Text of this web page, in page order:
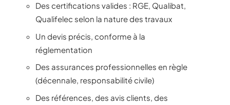
Des certifications valides : RGE, Qualibat,
Qualifelec selon la nature des travaux
Un devis précis, conforme à la
réglementation
Des assurances professionnelles en règle
(décennale, responsabilité civile)
Des références, des avis clients, des